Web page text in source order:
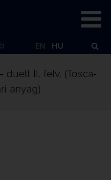
EN HU
duett II. felv. (Tosca-
anyag)